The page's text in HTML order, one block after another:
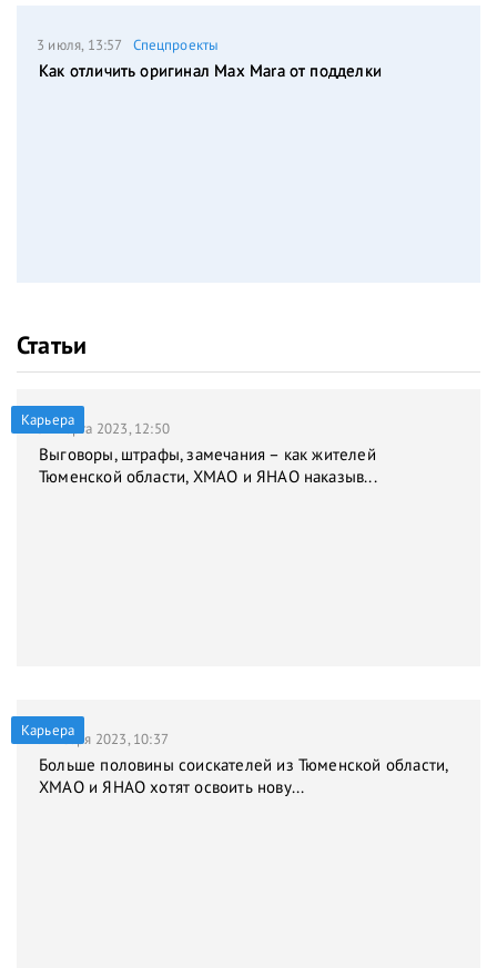
3 июля, 13:57 Спецпроекты
Как отличить оригинал Max Mara от подделки
Статьи
Карьера
31 марта 2023, 12:50
Выговоры, штрафы, замечания – как жителей
Тюменской области, ХМАО и ЯНАО наказыв...
Карьера
9 января 2023, 10:37
Больше половины соискателей из Тюменской области,
ХМАО и ЯНАО хотят освоить нову...